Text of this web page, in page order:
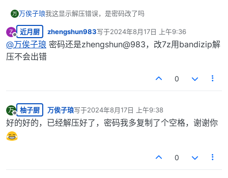
万 万俟子琅我这显示解压错误，是密码改了吗
Z
离线
近月厨 zhengshun983写于2024年8月17日 上午9:36
最后由 编辑
@万俟子琅 密码还是zhengshun@983，改7z用bandizip解
压不会出错
0
万
离线
柚子厨 万俟子琅写于2024年8月17日 上午9:38
最后由 编辑
好的好的，已经解压好了，密码我多复制了个空格，谢谢你
0